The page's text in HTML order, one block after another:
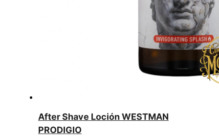
After Shave Loción WESTMAN
PRODIGIO